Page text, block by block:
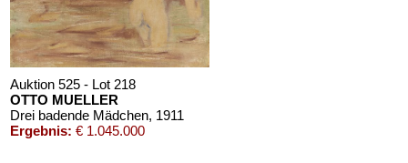
Auktion 525 - Lot 218
OTTO MUELLER
Drei badende Mädchen, 1911
Ergebnis: € 1.045.000